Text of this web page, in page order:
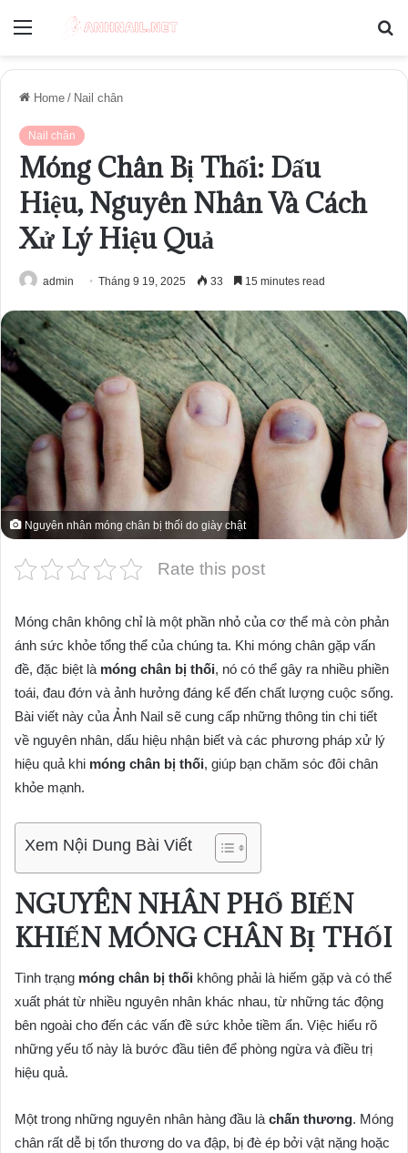
Menu
Home / Nail chân
Nail chân
Móng Chân Bị Thối: Dấu
Hiệu, Nguyên Nhân Và Cách
Xử Lý Hiệu Quả
admin Tháng 9 19, 2025 33 15 minutes read
Nguyên nhân móng chân bị thối do giày chật
Rate this post
Móng chân không chỉ là một phần nhỏ của cơ thể mà còn phản
ánh sức khỏe tổng thể của chúng ta. Khi móng chân gặp vấn
đề, đặc biệt là móng chân bị thối, nó có thể gây ra nhiều phiền
toái, đau đớn và ảnh hưởng đáng kể đến chất lượng cuộc sống.
Bài viết này của Ảnh Nail sẽ cung cấp những thông tin chi tiết
về nguyên nhân, dấu hiệu nhận biết và các phương pháp xử lý
hiệu quả khi móng chân bị thối, giúp bạn chăm sóc đôi chân
khỏe mạnh.
Xem Nội Dung Bài Viết
NGUYÊN NHÂN PHỔ BIẾN
KHIẾN MÓNG CHÂN BỊ THỐI
Tình trạng móng chân bị thối không phải là hiếm gặp và có thể
xuất phát từ nhiều nguyên nhân khác nhau, từ những tác động
bên ngoài cho đến các vấn đề sức khỏe tiềm ẩn. Việc hiểu rõ
những yếu tố này là bước đầu tiên để phòng ngừa và điều trị
hiệu quả.
Một trong những nguyên nhân hàng đầu là chấn thương. Móng
chân rất dễ bị tổn thương do va đập, bị đè ép bởi vật nặng hoặc